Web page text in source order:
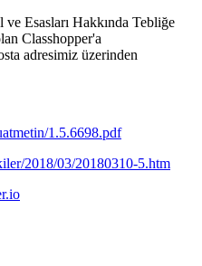
Esasları Hakkında Tebliğe
Classhopper'a
adresimiz üzerinden
1.5.6698.pdf
2018/03/20180310-5.htm